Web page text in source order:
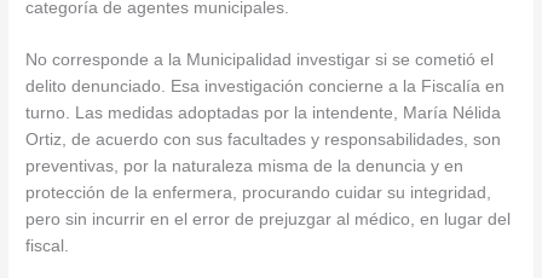
categoría de agentes municipales.
No corresponde a la Municipalidad investigar si se cometió el
delito denunciado. Esa investigación concierne a la Fiscalía en
turno. Las medidas adoptadas por la intendente, María Nélida
Ortiz, de acuerdo con sus facultades y responsabilidades, son
preventivas, por la naturaleza misma de la denuncia y en
protección de la enfermera, procurando cuidar su integridad,
pero sin incurrir en el error de prejuzgar al médico, en lugar del
fiscal.